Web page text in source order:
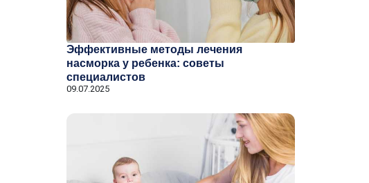
Эффективные методы лечения
насморка у ребенка: советы
специалистов
09.07.2025